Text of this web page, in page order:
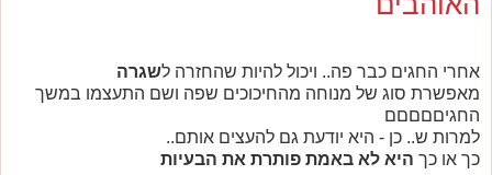
אחרי החגים כבר פה.. ויכול להיות שהחזרה לשגרה
מאפשרת סוג של מנוחה מהחיכוכים שפה ושם התעצמו במשך
החגיםםםםם
למרות ש.. כן - היא יודעת גם להעצים אותם..
כך או כך היא לא באמת פותרת את הבעיות